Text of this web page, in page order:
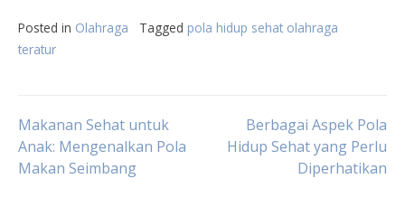
Posted in Olahraga Tagged pola hidup sehat olahraga
teratur
Post
navigation
Makanan Sehat untuk
Anak: Mengenalkan Pola
Makan Seimbang
Berbagai Aspek Pola
Hidup Sehat yang Perlu
Diperhatikan